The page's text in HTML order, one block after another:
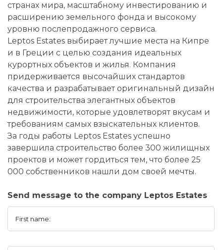
странах мира, масштабному инвестированию и
расширению земельного фонда и высокому
уровню послепродажного сервиса.
Leptos Estates выбирает лучшие места на Кипре
и в Греции с целью создания идеальных
курортных объектов и жилья. Компания
придерживается высочайших стандартов
качества и разрабатывает оригинальный дизайн
для строительства элегантных объектов
недвижимости, которые удовлетворят вкусам и
требованиям самых взыскательных клиентов.
За годы работы Leptos Estates успешно
завершила строительство более 300 жилищных
проектов и может гордиться тем, что более 25
000 собственников нашли дом своей мечты.
Send message to the company Leptos Estates
First name: